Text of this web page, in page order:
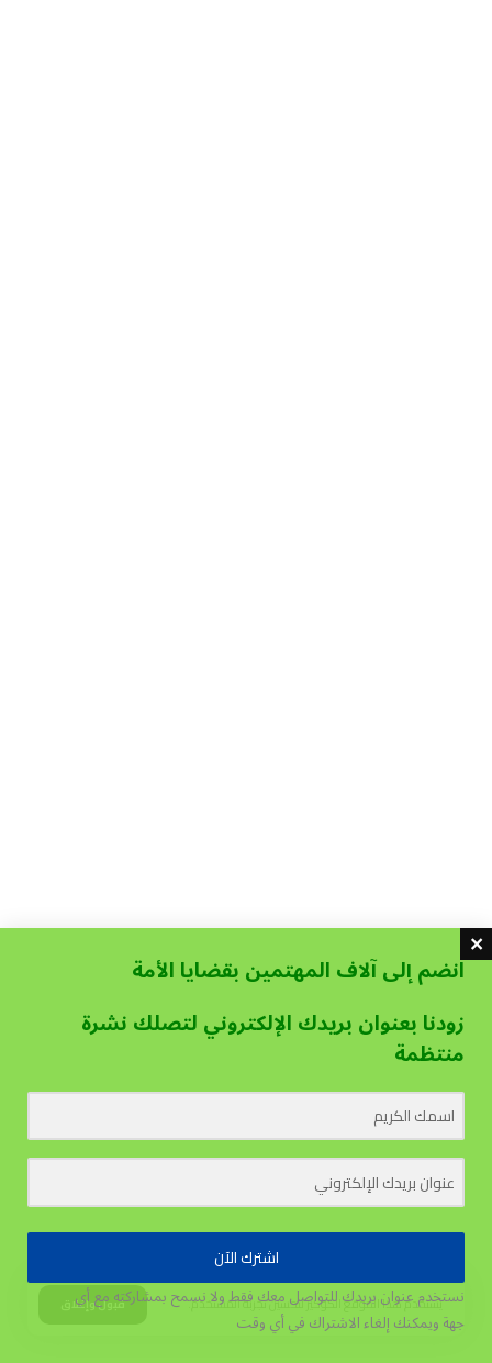
يستخدم هذا الموقع الكوكيز لتحسين تجربة المستخدم. قبول وإغلاق
انضم إلى آلاف المهتمين بقضايا الأمة
زودنا بعنوان بريدك الإلكتروني لتصلك نشرة
منتظمة
اشترك الآن
نستخدم عنوان بريدك للتواصل معك فقط ولا نسمح بمشاركته مع أي
جهةويمكنك إلغاء الاشتراك في أي وقت